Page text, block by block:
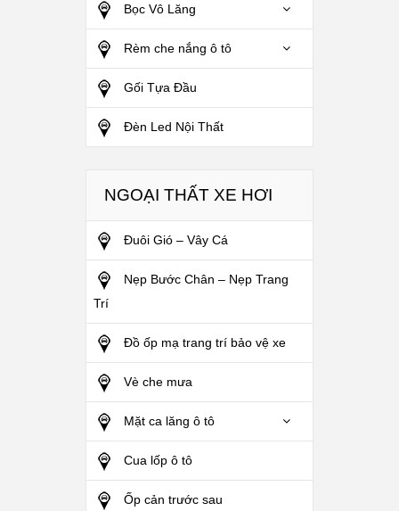
Bọc Vô Lăng
Rèm che nắng ô tô
Gối Tựa Đầu
Đèn Led Nội Thất
NGOẠI THẤT XE HƠI
Đuôi Gió – Vây Cá
Nẹp Bước Chân – Nẹp Trang
Trí
Đồ ốp mạ trang trí bảo vệ xe
Vè che mưa
Mặt ca lăng ô tô
Cua lốp ô tô
Ốp cản trước sau